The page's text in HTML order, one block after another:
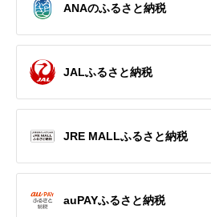
ANAのふるさと納税
JALふるさと納税
JRE MALLふるさと納税
auPAYふるさと納税